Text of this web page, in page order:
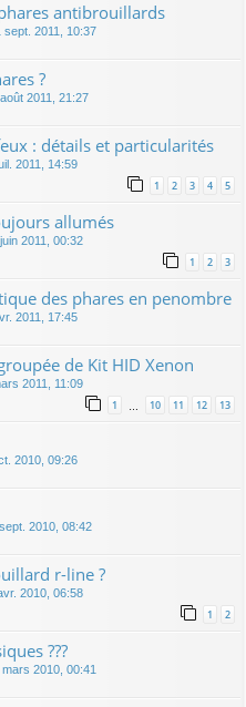
antibrouillards
sept. 2011, 10:37
?
2011, 21:27
: détails et particularités
2011, 14:59
1 2 3 4 5
allumés
2011, 00:32
1 2 3
des phares en penombre
2011, 17:45
de Kit HID Xenon
2011, 11:09
1 … 10 11 12 13
2010, 09:26
2010, 08:42
r-line ?
2010, 06:58
1 2
???
mars 2010, 00:41